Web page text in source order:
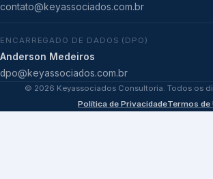
contato@keyassociados.com.br
ENCARREGADO DE DADOS (DPO)
Anderson Medeiros
dpo@keyassociados.com.br
© 2026 Keyassociados Consultoria. Todos os
Política de PrivacidadeTermos de